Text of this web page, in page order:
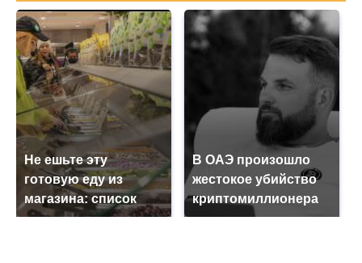
Не ешьте эту
готовую еду из
магазина: список
В ОАЭ произошло
жестокое убийство
криптомиллионера